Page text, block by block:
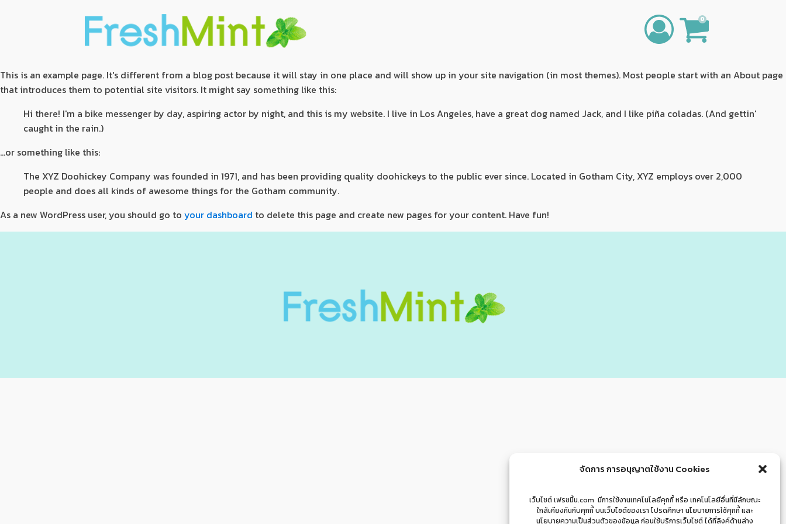
จัดการ การอนุญาตใช้งาน Cookies
เว็บไซต์ เฟรซมิ้น.com มีการใช้งานเทคโนโลยีคุกกี้ หรือ เทคโนโลยีอื่นที่มีลักษณะ
ใกล้เคียงกันกับคุกกี้ บนเว็บไซต์ของเรา โปรดศึกษา นโยบายการใช้คุกกี้ และ
นโยบายความเป็นส่วนตัวของข้อมูล ก่อนใช้บริการเว็บไซต์ ได้ที่ลิงค์ด้านล่าง
0
This is an example page. It's different from a blog post because it will stay in one place and will show up in your site navigation (in most themes). Most people start with an About page
that introduces them to potential site visitors. It might say something like this:
Hi there! I'm a bike messenger by day, aspiring actor by night, and this is my website. I live in Los Angeles, have a great dog named Jack, and I like piña coladas. (And gettin'
caught in the rain.)
...or something like this:
The XYZ Doohickey Company was founded in 1971, and has been providing quality doohickeys to the public ever since. Located in Gotham City, XYZ employs over 2,000
people and does all kinds of awesome things for the Gotham community.
As a new WordPress user, you should go to your dashboard to delete this page and create new pages for your content. Have fun!